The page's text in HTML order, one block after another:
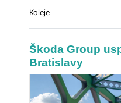
Koleje
Škoda Group
Bratislavy